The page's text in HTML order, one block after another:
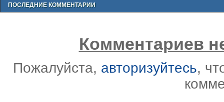
ПОСЛЕДНИЕ КОММЕНТАРИИ
Комментариев
Пожалуйста, авторизуйтесь,